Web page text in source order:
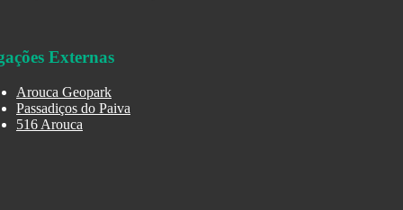
Externas
Arouca Geopark
Passadiços do Paiva
516 Arouca